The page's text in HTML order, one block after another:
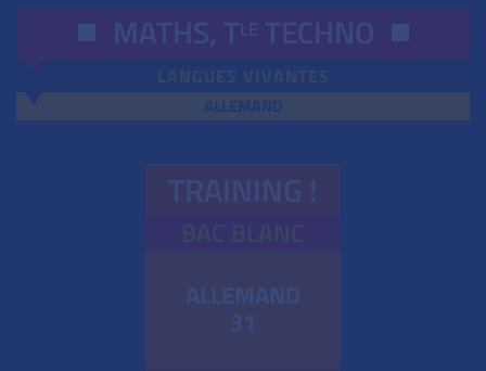
MATHS, TLE TECHNO
TRAINING !
ALLEMAND
31